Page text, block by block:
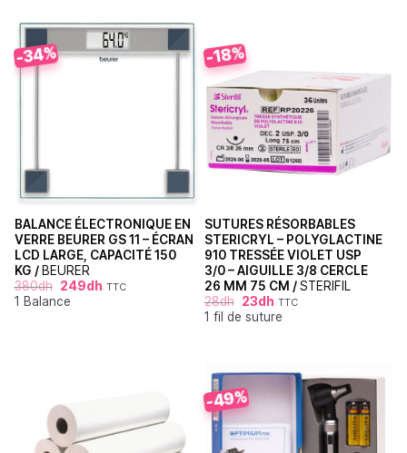
-34%
BALANCE ÉLECTRONIQUE EN
VERRE BEURER GS 11 – ÉCRAN
LCD LARGE, CAPACITÉ 150
KG / BEURER
380dh 249dh TTC
1 Balance
-18%
SUTURES RÉSORBABLES
STERICRYL – POLYGLACTINE
910 TRESSÉE VIOLET USP
3/0 – AIGUILLE 3/8 CERCLE
26 MM 75 CM /STERIFIL
28dh 23dh TTC
1 fil de suture
-49%